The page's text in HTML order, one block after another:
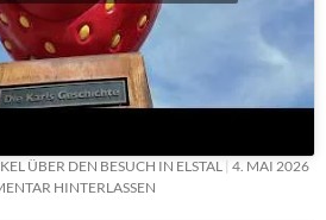
ÜBER DEN BESUCH IN ELSTAL
4. MAI 2026
HINTERLASSEN